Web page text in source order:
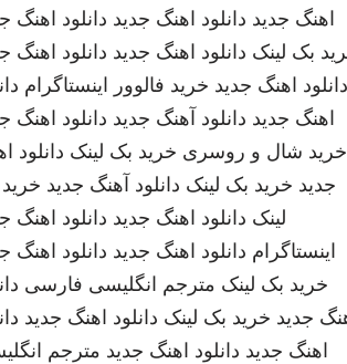
اهنگ جدید دانلود اهنگ جدید دانلود اهنگ
بک لینک دانلود اهنگ جدید دانلود اهنگ
دانلود اهنگ جدید خرید فالوور اینستاگرام
اهنگ جدید دانلود آهنگ جدید دانلود اهنگ
خرید شال و روسری خرید بک لینک دانلود
جدید خرید بک لینک دانلود آهنگ جدید
لینک دانلود اهنگ جدید دانلود اهنگ
اینستاگرام دانلود اهنگ جدید دانلود اهنگ
خرید بک لینک مترجم انگلیسی فارسی
جدید خرید بک لینک دانلود اهنگ جدید
اهنگ جدید دانلود اهنگ جدید مترجم